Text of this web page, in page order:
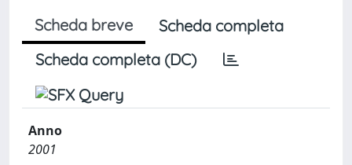
Scheda breve
Scheda completa
Scheda completa (DC)
Anno
2001